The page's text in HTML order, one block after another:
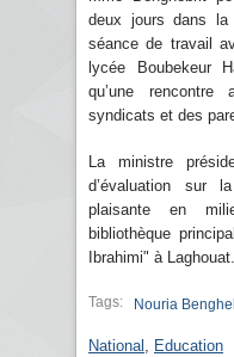
deux jours dans la
séance de travail
lycée Boubekeur
qu’une rencontre
syndicats et des
La ministre
d’évaluation sur
plaisante en
bibliothèque
Ibrahimi" à Laghouat.
Tags: Nouria
National Education